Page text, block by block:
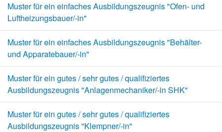
Muster für ein einfaches Ausbildungszeugnis "Ofen- und
Luftheizungsbauer/-in"
Muster für ein einfaches Ausbildungszeugnis "Behälter-
und Apparatebauer/-in"
Muster für ein gutes / sehr gutes / qualifiziertes
Ausbildungszeugnis "Anlagenmechaniker/-in SHK"
Muster für ein gutes / sehr gutes / qualifiziertes
Ausbildungszeugnis "Klempner/-in"